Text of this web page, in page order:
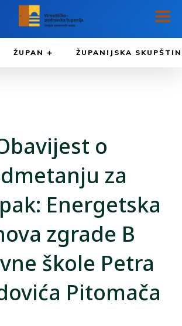
ŽUPAN ŽUPANIJSKA
o
za
Energetska
zgrade B
škole Petra
Pitomača